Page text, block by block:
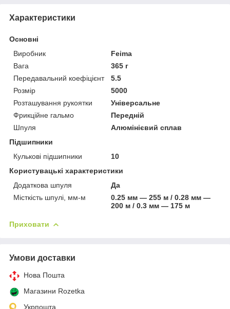
Характеристики
Основні
Виробник
Feima
Вага
365 г
Передавальний коефіцієнт
5.5
Розмір
5000
Розташування рукоятки
Універсальне
Фрикційне гальмо
Передній
Шпуля
Алюмінієвий сплав
Підшипники
Кулькові підшипники
10
Користувацькі характеристики
Додаткова шпуля
Да
Місткість шпулі, мм-м
0.25 мм — 255 м / 0.28 мм —
200 м / 0.3 мм — 175 м
Приховати
Умови доставки
Нова Пошта
Магазини Rozetka
Укрпошта